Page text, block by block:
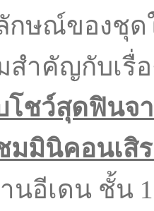
ลักษณ์ของ
สำคัญกับเ
โชว์สุดฟินจ
มมินิคอนเ
นอีเดน ชั้น